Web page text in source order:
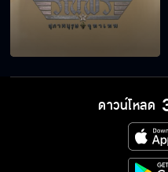
ลูกสา
ดาวน์โหลด